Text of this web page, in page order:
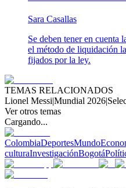
Sara Casallas
Se deben tener en cuenta
el método de liquidación
fijados por la ley.
TEMAS RELACIONADOS
Lionel Messi|Mundial 2026|
Ver otros temas
Cargando...
ColombiaDeportesMundo
culturaInvestigaciónBogotá